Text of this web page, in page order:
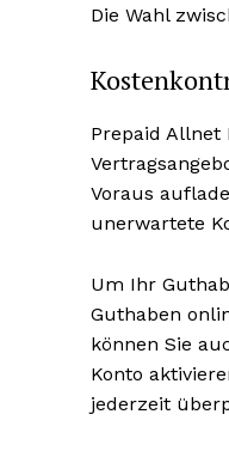
Die Wahl
Prepaid Allnet
Voraus
unerwartete
Um Ihr
Guthaben
können Sie
Konto
jederzeit